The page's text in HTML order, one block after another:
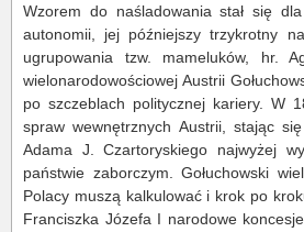
Wzorem do naśladowania stał się
autonomii, jej późniejszy trzykrotny
ugrupowania tzw. mameluków, hr.
wielonarodowościowej Austrii
po szczeblach politycznej kariery. W
spraw wewnętrznych Austrii, stając
Adama J. Czartoryskiego najwyżej
państwie zaborczym. Gołuchowski
Polacy muszą kalkulować i krok po
Franciszka Józefa I narodowe